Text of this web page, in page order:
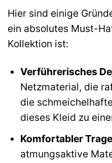
Hier sind einige
ein absolutes Must-
Kollektion ist:
Verführerisches
Netzmaterial, die
die
dieses Kleid zu
Komfortabler
atmungsaktive